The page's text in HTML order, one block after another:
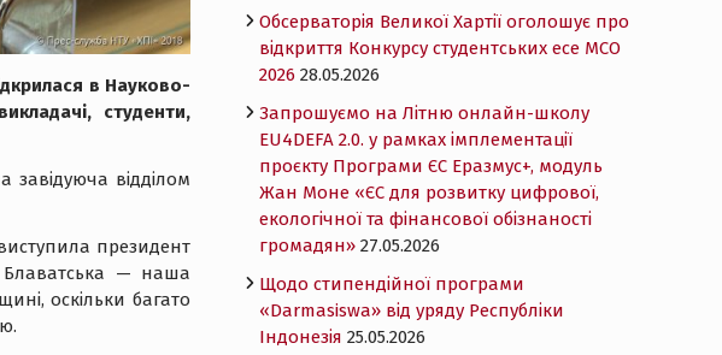
в Науково-
студенти,
завідуюча відділом
президент
Блаватська — наша
оскільки багато
Обсерваторія Великої Хартії оголошує про
відкриття Конкурсу студентських есе MCO
2026 28.05.2026
Запрошуємо на Літню онлайн-школу
EU4DEFA 2.0. у рамках імплементації
проєкту Програми ЄС Еразмус+, модуль
Жан Моне «ЄС для розвитку цифрової,
екологічної та фінансової обізнаності
громадян» 27.05.2026
Щодо стипендійної програми
«Darmasiswa» від уряду Республіки
Індонезія 25.05.2026